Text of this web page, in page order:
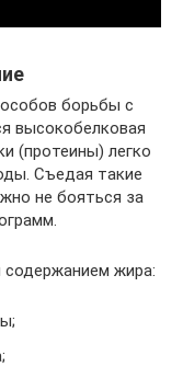
борьбы с
высокобелковая
(протеины) легко
Съедая такие
не бояться за
жира: